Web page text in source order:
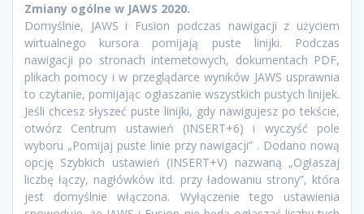
Zmiany ogólne w JAWS 2020.
Domyślnie, JAWS i Fusion podczas nawigacji z użyciem
wirtualnego kursora pomijają puste linijki. Podczas
nawigacji po stronach internetowych, dokumentach PDF,
plikach pomocy i w przeglądarce wyników JAWS usprawnia
to czytanie, pomijając ogłaszanie wszystkich pustych linijek.
Jeśli chcesz słyszeć puste linijki, gdy nawigujesz po tekście,
otwórz Centrum ustawień (INSERT+6) i wyczyść pole
wyboru „Pomijaj puste linie przy nawigacji” . Dodano nową
opcję Szybkich ustawień (INSERT+V) nazwaną „Ogłaszaj
liczbę łączy, nagłówków itd. przy ładowaniu strony”, która
jest domyślnie włączona. Wyłączenie tego ustawienia